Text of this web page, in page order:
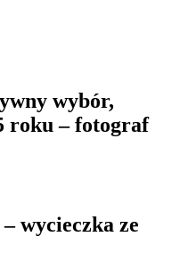
wybór,
roku – fotograf
wycieczka ze